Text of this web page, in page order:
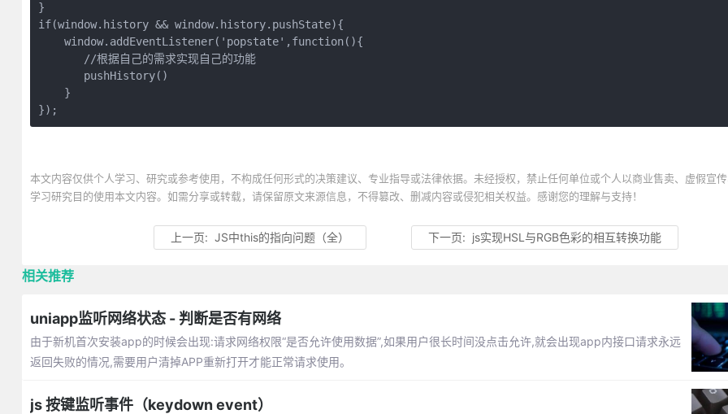
}
if(window.history && window.history.pushState){
    window.addEventListener('popstate',function(){
       //根据自己的需求实现自己的功能
       pushHistory()
    }
});
本文内容仅供个人学习、研究或参考使用，不构成任何形式的决策建议、专业指导或法律依据。未经授权，禁止任何单位或个人以商业售卖、虚假宣
学习研究目的使用本文内容。如需分享或转载，请保留原文来源信息，不得篡改、删减内容或侵犯相关权益。感谢您的理解与支持！
上一页: JS中this的指向问题（全） 下一页: js实现HSL与RGB色彩的相互转换功能
相关推荐
uniapp监听网络状态 - 判断是否有网络
由于新机首次安装app的时候会出现:请求网络权限“是否允许使用数据”,如果用户很长时间没点击允许,就会出现app内接口请求永远
返回失败的情况,需要用户清掉APP重新打开才能正常请求使用。
js 按键监听事件（keydown event）